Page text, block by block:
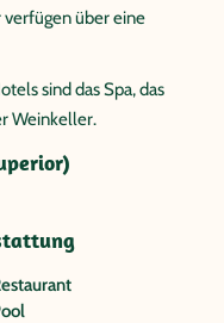
über eine
sind das Spa, das
Weinkeller.